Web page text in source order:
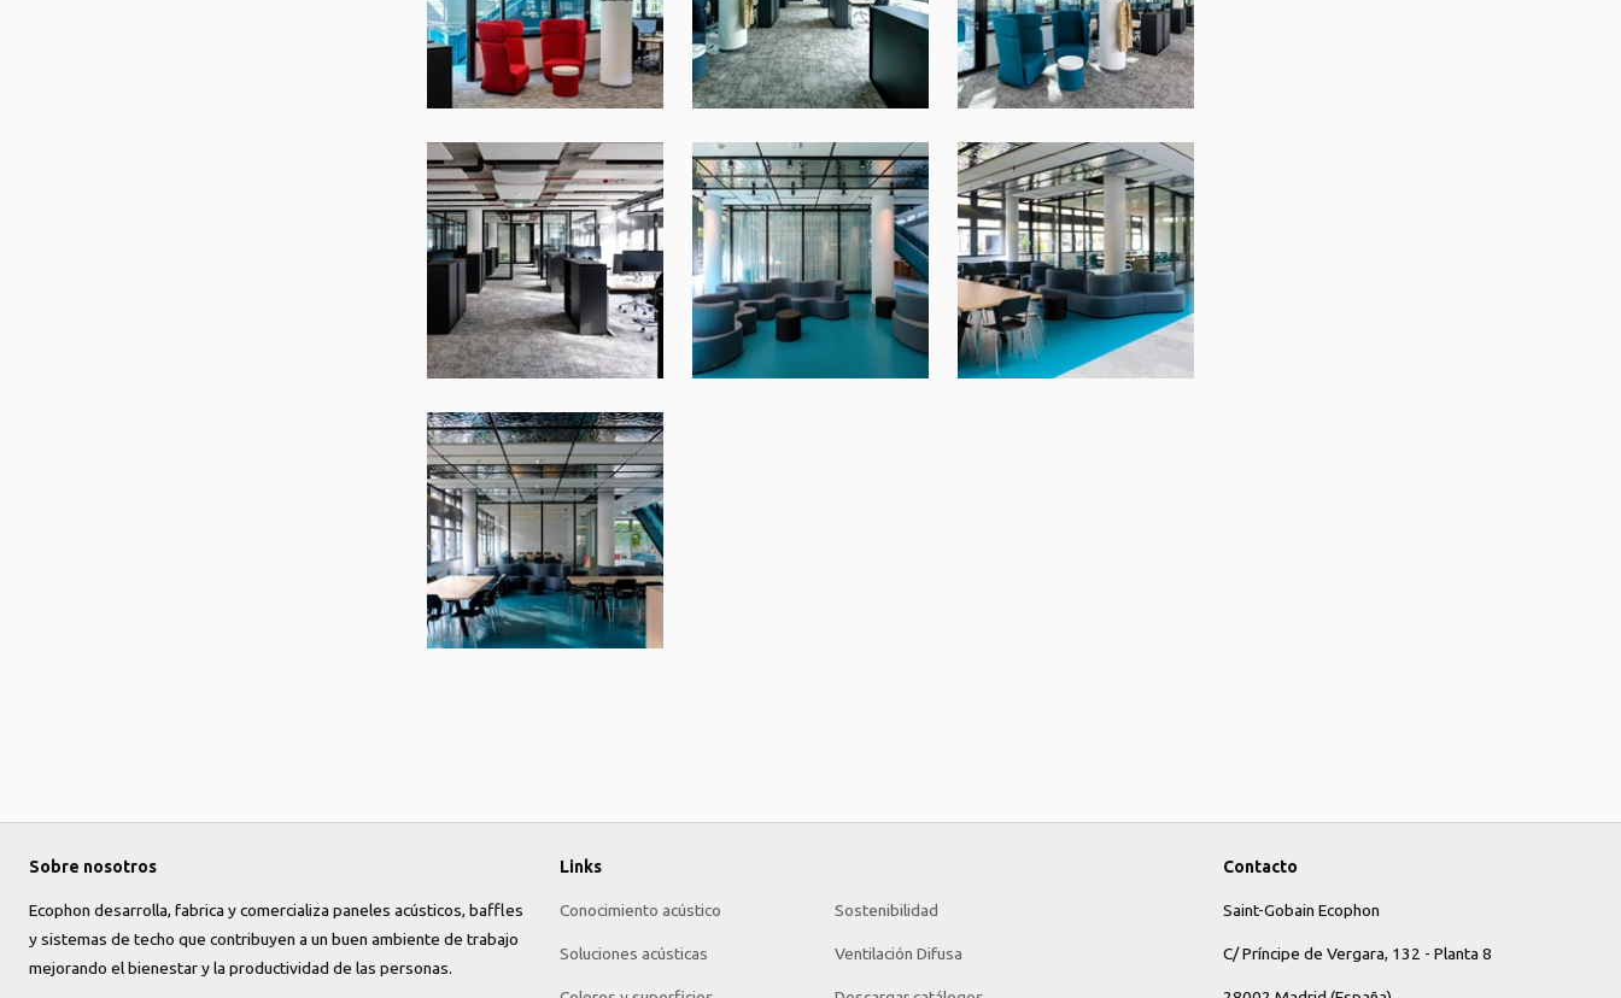
Sobre nosotros
Ecophon desarrolla, fabrica y comercializa paneles acústicos, baffles
y sistemas de techo que contribuyen a un buen ambiente de trabajo
mejorando el bienestar y la productividad de las personas.
Links
Conocimiento acústico
Soluciones acústicas
Sostenibilidad
Ventilación Difusa
Contacto
Saint-Gobain Ecophon
C/ Príncipe de Vergara, 132 - Planta 8